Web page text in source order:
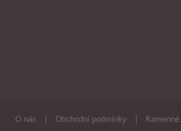
O nás Obchodní podmínky